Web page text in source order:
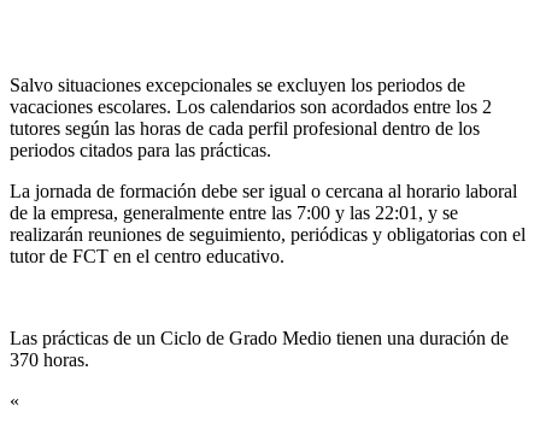
Salvo situaciones excepcionales se excluyen los periodos de
vacaciones escolares. Los calendarios son acordados entre los 2
tutores según las horas de cada perfil profesional dentro de los
periodos citados para las prácticas.
La jornada de formación debe ser igual o cercana al horario laboral
de la empresa, generalmente entre las 7:00 y las 22:01, y se
realizarán reuniones de seguimiento, periódicas y obligatorias con el
tutor de FCT en el centro educativo.
Las prácticas de un Ciclo de Grado Medio tienen una duración de
370 horas.
«